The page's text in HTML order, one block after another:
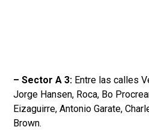
– Sector A 3: Entre las calles
Jorge Hansen, Roca, Bo
Eizaguirre, Antonio Garate,
Brown.